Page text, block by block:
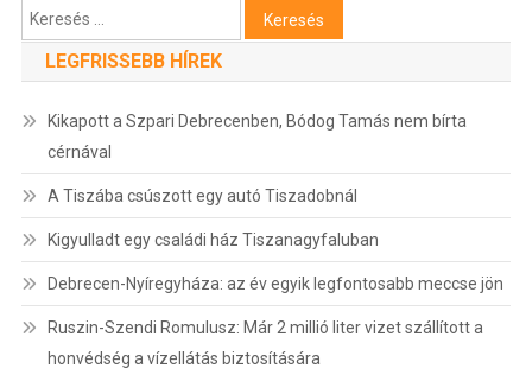
Keresés:
LEGFRISSEBB HÍREK
Kikapott a Szpari Debrecenben, Bódog Tamás nem bírta
cérnával
A Tiszába csúszott egy autó Tiszadobnál
Kigyulladt egy családi ház Tiszanagyfaluban
Debrecen-Nyíregyháza: az év egyik legfontosabb meccse jön
Ruszin-Szendi Romulusz: Már 2 millió liter vizet szállított a
honvédség a vízellátás biztosítására